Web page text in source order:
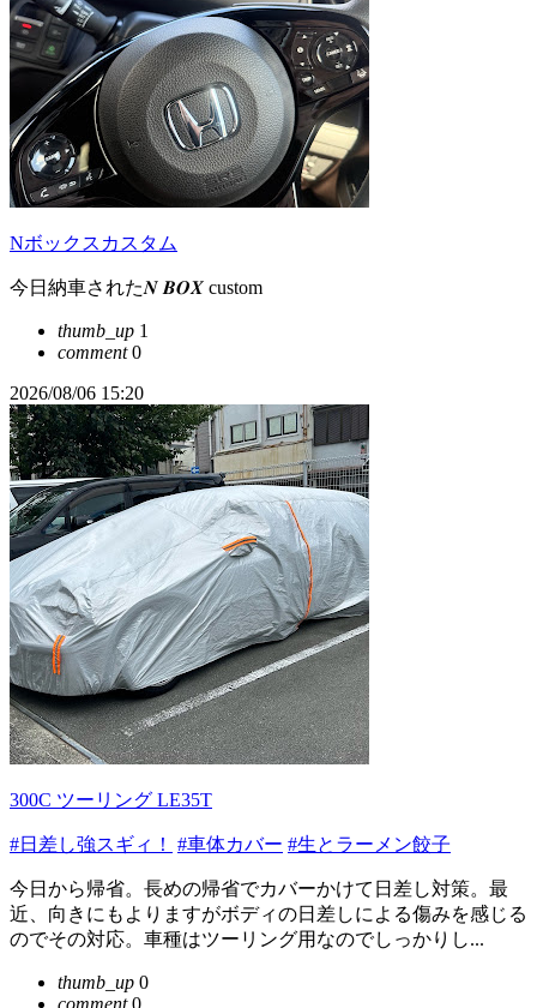
Nボックスカスタム
今日納車された𝑵 𝑩𝑶𝑿 custom
thumb_up 1
comment0
2026/08/06 15:20
300C ツーリング LE35T
#日差し強スギィ！ #車体カバー #生とラーメン餃子
今日から帰省。長めの帰省でカバーかけて日差し対策。最
近、向きにもよりますがボディの日差しによる傷みを感じる
のでその対応。車種はツーリング用なのでしっかりし...
thumb_up 0
comment0